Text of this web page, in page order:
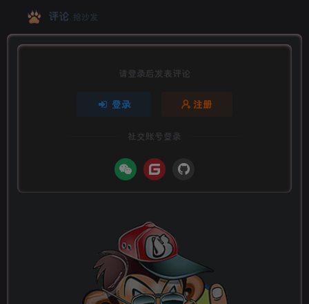
评论 抢沙发
请登录后发表评论
登录 注册
社交账号登录